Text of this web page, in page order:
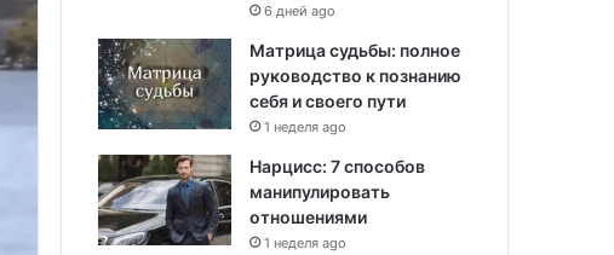
6 дней ago
Матрица судьбы: полное
руководство к познанию
себя и своего пути
1 неделя ago
Нарцисс: 7 способов
манипулировать
отношениями
1 неделя ago